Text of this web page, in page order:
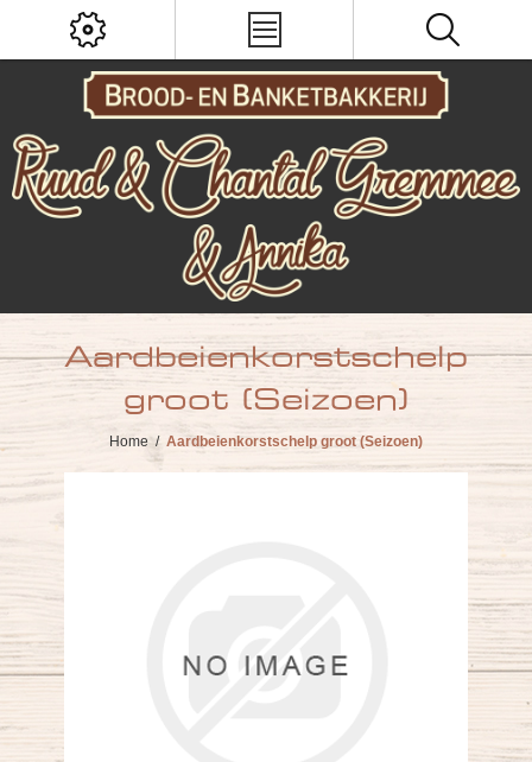
Aardbeienkorstschelp
groot (Seizoen)
Home / Aardbeienkorstschelp groot (Seizoen)